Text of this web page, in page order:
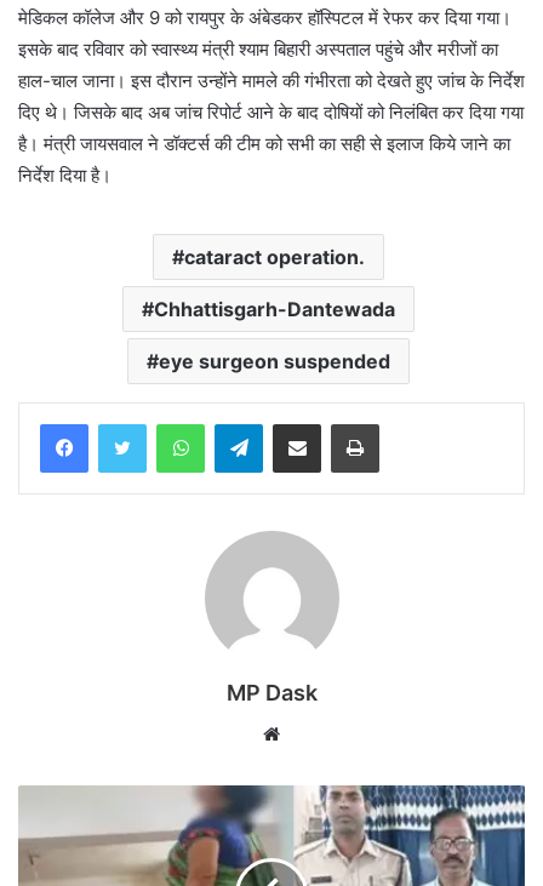
मेडिकल कॉलेज और 9 को रायपुर के अंबेडकर हॉस्पिटल में रेफर कर दिया गया।
इसके बाद रविवार को स्वास्थ्य मंत्री श्याम बिहारी अस्पताल पहुंचे और मरीजों का
हाल-चाल जाना। इस दौरान उन्होंने मामले की गंभीरता को देखते हुए जांच के निर्देश
दिए थे। जिसके बाद अब जांच रिपोर्ट आने के बाद दोषियों को निलंबित कर दिया गया
है। मंत्री जायसवाल ने डॉक्टर्स की टीम को सभी का सही से इलाज किये जाने का
निर्देश दिया है।
cataract operation.
Chhattisgarh-Dantewada
eye surgeon suspended
WhatsAppTelegramShare via Email Print
MP Dask
Website